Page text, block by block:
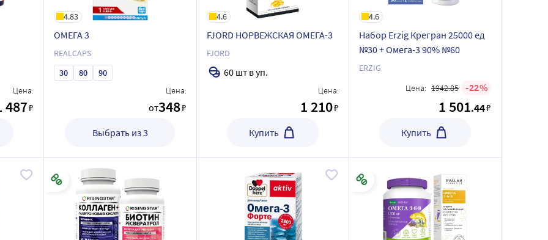
Цена:
487₽
4.83
ОМЕГА 3
REALCAPS
30
80
90
Цена:
от348₽
Выбрать из 3
4.6
FJORD НОРВЕЖСКАЯ ОМЕГА-3
FJORD
60 шт в уп.
Цена:
1 210₽
Купить
4.6
Набор Erzig Крегран 25000 ед
№30 + Омега-3 90% №60
ERZIG
Цена: 1942.85 22
1 501.44₽
Купить